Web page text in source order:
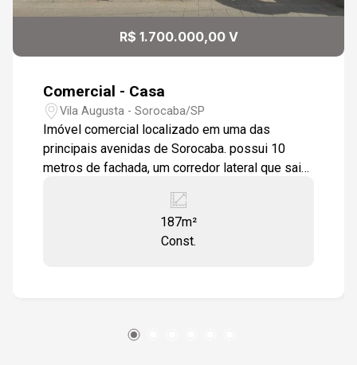
R$ 1.700.000,00 V
Comercial - Casa
Vila Augusta - Sorocaba/SP
Imóvel comercial localizado em uma das
principais avenidas de Sorocaba. possui 10
metros de fachada, um corredor lateral que sai
Atualmente toda infraestrutura montada de
quer montar um negócio em ponto estratégico.
187m²
Const.